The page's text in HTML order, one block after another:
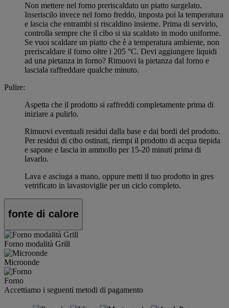
Non mettere nel forno preriscaldato un piatto surgelato.
Inseriscilo invece nel forno freddo, imposta poi la temperatura
e lascia che entrambi si riscaldino insieme. Prima di servirlo,
controlla sempre che il cibo si sia scaldato in modo uniforme.
Se vuoi scaldare un piatto che è a temperatura ambiente, non
preriscaldare il forno oltre i 205 °C. Devi aggiungere liquidi
ad una pietanza in forno? Rimuovi la pietanza dal forno e
lasciala raffreddare qualche minuto.
Pulire:
Aspetta che il prodotto si raffreddi completamente prima di
iniziare a pulirlo.
Rimuovi eventuali residui dalla base e dai bordi del prodotto.
Per residui di cibo ostinati, riempi il prodotto di acqua tiepida
e sapone e lascia in ammollo per 15-20 minuti prima di
lavarlo.
Lava e asciuga a mano, oppure metti il tuo prodotto in gres
vetrificato in lavastoviglie per un ciclo completo.
fonte di calore
Forno modalità Grill
Microonde
Forno
Accettiamo i seguenti metodi di pagamento